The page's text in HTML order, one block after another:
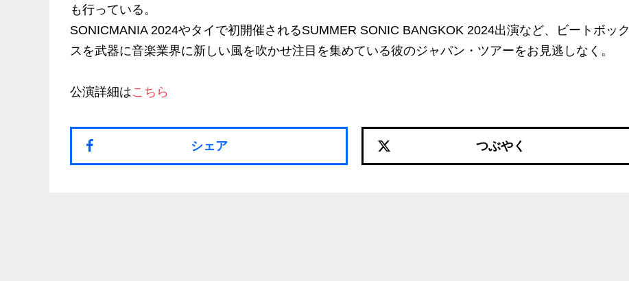
も行っている。
SONICMANIA 2024やタイで初開催されるSUMMER SONIC BANGKOK 2024出演など、ビートボック
スを武器に音楽業界に新しい風を吹かせ注目を集めている彼のジャパン・ツアーをお見逃しなく。
公演詳細はこちら
シェア つぶやく